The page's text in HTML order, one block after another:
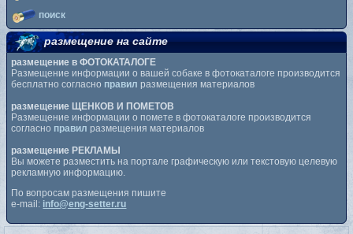
поиск
размещение на сайте
размещение в ФОТОКАТАЛОГЕ
Размещение информации о вашей собаке в фотокаталоге производится
бесплатно согласно правил размещения материалов
размещение ЩЕНКОВ И ПОМЕТОВ
Размещение информации о помете в фотокаталоге производится
согласно правил размещения материалов
размещение РЕКЛАМЫ
Вы можете разместить на портале графическую или текстовую целевую
рекламную информацию.
По вопросам размещения пишите
e-mail: info@eng-setter.ru